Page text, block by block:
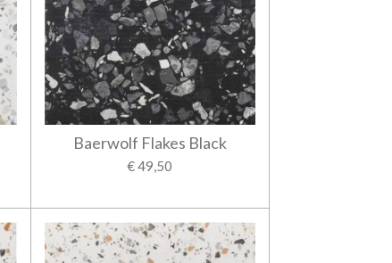
Baerwolf Flakes Black
€ 49,50